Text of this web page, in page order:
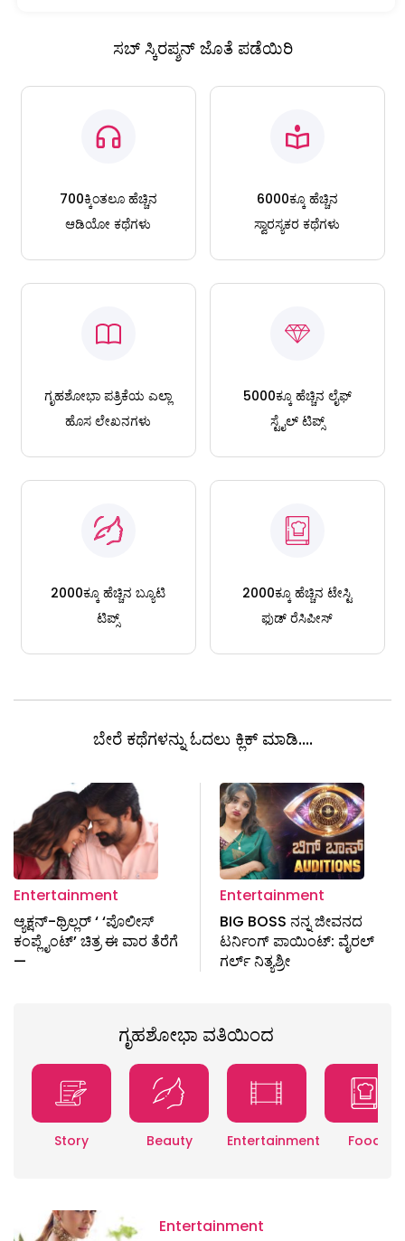
ಸಬ್ ಸ್ಕಿರಪ್ಶನ್ ಜೊತೆ ಪಡೆಯಿರಿ
700ಕ್ಕಿಂತಲೂ ಹೆಚ್ಚಿನ
ಆಡಿಯೋ ಕಥೆಗಳು
6000ಕ್ಕೂ ಹೆಚ್ಚಿನ
ಸ್ವಾರಸ್ಯಕರ ಕಥೆಗಳು
ಗೃಹಶೋಭಾ ಪತ್ರಿಕೆಯ ಎಲ್ಲಾ
ಹೊಸ ಲೇಖನಗಳು
5000ಕ್ಕೂ ಹೆಚ್ಚಿನ ಲೈಫ್
ಸ್ಟೈಲ್ ಟಿಪ್ಸ್
2000ಕ್ಕೂ ಹೆಚ್ಚಿನ ಬ್ಯೂಟಿ
ಟಿಪ್ಸ್
2000ಕ್ಕೂ ಹೆಚ್ಚಿನ ಟೇಸ್ಟಿ
ಫುಡ್ ರೆಸಿಪೀಸ್
ಬೇರೆ ಕಥೆಗಳನ್ನು ಓದಲು ಕ್ಲಿಕ್ ಮಾಡಿ....
Entertainment
ಆ್ಯಕ್ಷನ್-ಥ್ರಿಲ್ಲರ್ ‘ ‘ಪೊಲೀಸ್
ಕಂಪ್ಲೈಂಟ್’ ಚಿತ್ರ ಈ ವಾರ ತೆರೆಗೆ
—
Entertainment
BIG BOSS ನನ್ನ ಜೀವನದ
ಟರ್ನಿಂಗ್ ಪಾಯಿಂಟ್: ವೈರಲ್
ಗರ್ಲ್ ನಿತ್ಯಶ್ರೀ
ಗೃಹಶೋಭಾ ವತಿಯಿಂದ
Story Beauty Entertainment Food
Entertainment